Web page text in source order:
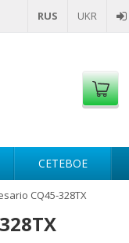
RUS UKR
СЕТЕВОЕ
CQ45-328TX